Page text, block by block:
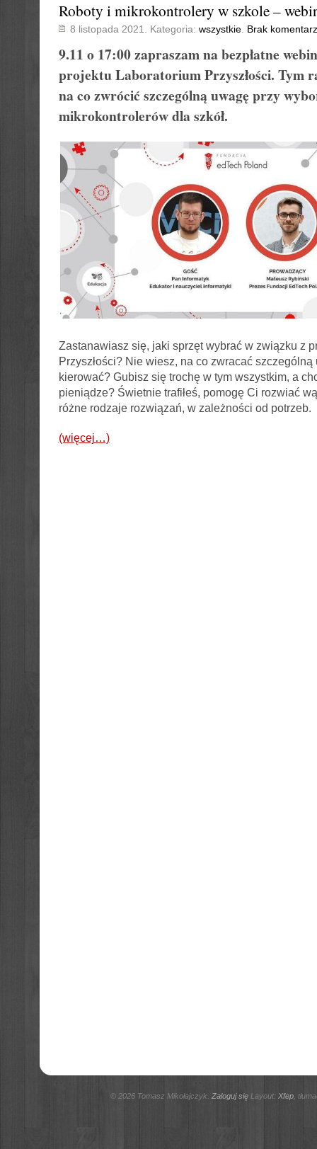
Roboty i mikrokontrolery w szkole –
8 listopada 2021. Kategoria: wszystkie. Brak
9.11 o 17:00 zapraszam na bezpłatne
projektu Laboratorium Przyszłości. Tym
na co zwrócić szczególną uwagę przy
mikrokontrolerów dla szkół.
Zastanawiasz się, jaki sprzęt wybrać w związku z
Przyszłości? Nie wiesz, na co zwracać
kierować? Gubisz się trochę w tym wszystkim, a
pieniądze? Świetnie trafiłeś, pomogę Ci rozwiać
różne rodzaje rozwiązań, w zależności od potrzeb.
(więcej…)
© 2026 Tomasz Mikołajczyk. Zaloguj sięLayout: Xfep,